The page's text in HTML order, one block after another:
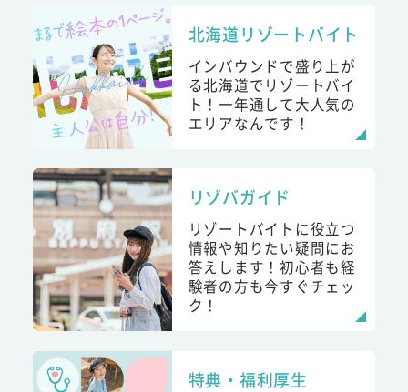
北海道リゾートバイト
インバウンドで盛り上が
る北海道でリゾートバイ
ト！一年通して大人気の
エリアなんです！
リゾバガイド
リゾートバイトに役立つ
情報や知りたい疑問にお
答えします！初心者も経
験者の方も今すぐチェッ
ク！
特典・福利厚生